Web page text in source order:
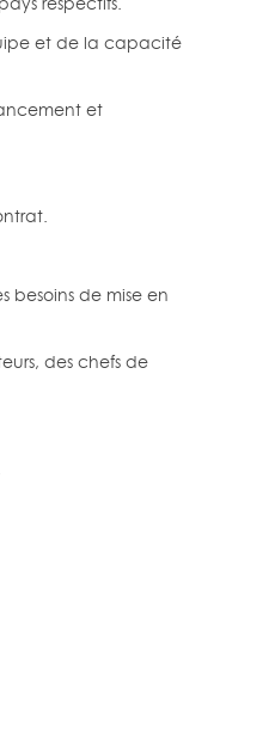
et de la capacité
et
besoins de mise en
des chefs de